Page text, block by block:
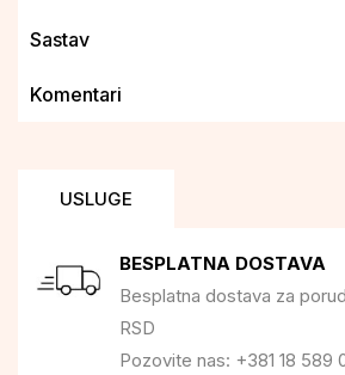
Sastav
Komentari
USLUGE
BESPLATNA DOSTAVA
Besplatna dostava za
RSD
Pozovite nas: +381 18 589